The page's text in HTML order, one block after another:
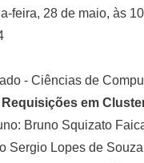
feira, 28 de maio, às
- Ciências de
em
Bruno Squizato
Sergio Lopes de Souza